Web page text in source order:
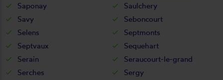
Saponay
Saulchery
Savy
Seboncourt
Selens
Septmonts
Septvaux
Sequehart
Serain
Seraucourt-le-grand
Serches
Sergy